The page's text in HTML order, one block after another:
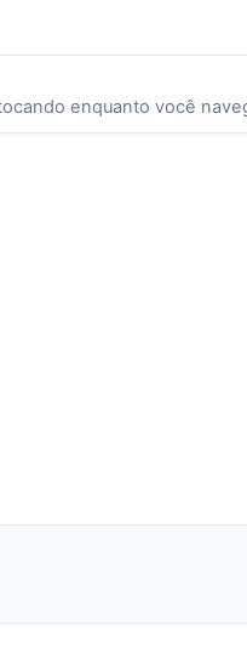
enquanto você